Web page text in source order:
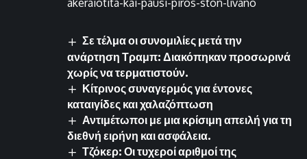
akeraiotita-kai-pausi-piros-ston-livano
Σε τέλμα οι συνομιλίες μετά την
ανάρτηση Τραμπ: Διακόπηκαν προσωρινά
χωρίς να τερματιστούν.
Κίτρινος συναγερμός για έντονες
καταιγίδες και χαλαζόπτωση
Αντιμέτωποι με μια κρίσιμη απειλή για τη
διεθνή ειρήνη και ασφάλεια.
Τζόκερ: Οι τυχεροί αριθμοί της